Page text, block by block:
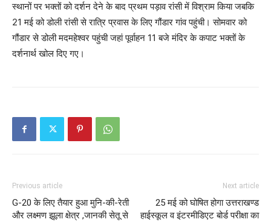
स्थानों पर भक्तों को दर्शन देने के बाद प्रथम पड़ाव रांसी में विश्राम किया जबकि
21 मई को डोली रांसी से रात्रि प्रवास के लिए गौंडार गांव पहुंची। सोमवार को
गौंडार से डोली मदमहेश्वर पहुंची जहां पूर्वाहन 11 बजे मंदिर के कपाट भक्तों के
दर्शनार्थ खोल दिए गए।
Previous article
G-20 के लिए तैयार हुआ मुनि-की-रेती
और लक्ष्मण झूला क्षेत्र ,जानकी सेतू से
Next article
25 मई को घोषित होगा उत्तराखण्ड
हाईस्कूल व इंटरमीडिएट बोर्ड परीक्षा का